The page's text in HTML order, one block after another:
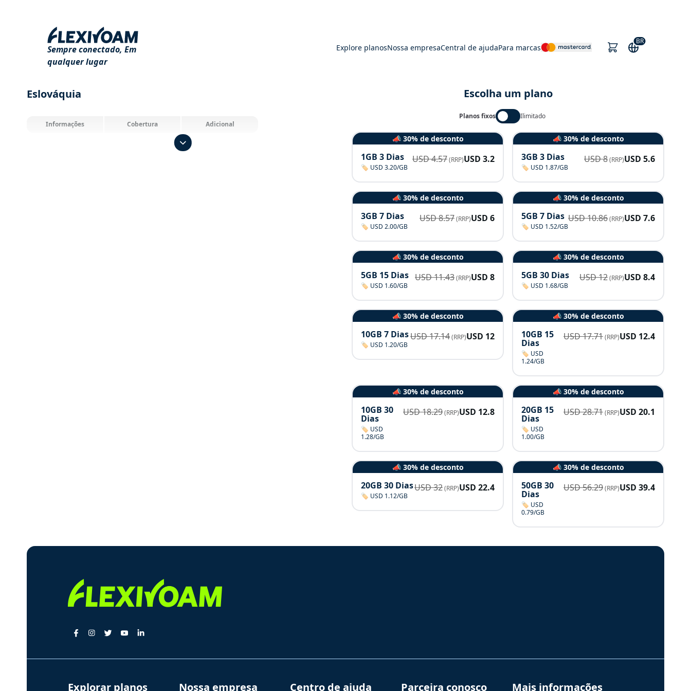
Sempre conectado, Em
qualquer lugar
Explore planosNossa empresaCentral de ajudaPara marcas
BR
Eslováquia
Informações Cobertura Adicional
Escolha um plano
Planos fixos Ilimitado
📣 30% de desconto
1GB 3 Dias
🏷️ USD 3.20/GB
USD4.57(RRP)USD 3.2
📣 30% de desconto
3GB 3 Dias
🏷️ USD 1.87/GB
USD8(RRP)USD 5.6
📣 30% de desconto
3GB 7 Dias
🏷️ USD 2.00/GB
USD8.57(RRP)USD 6
📣 30% de desconto
5GB 7 Dias
🏷️ USD 1.52/GB
USD10.86(RRP)USD 7.6
📣 30% de desconto
5GB 15 Dias
🏷️ USD 1.60/GB
USD11.43(RRP)USD 8
📣 30% de desconto
5GB 30 Dias
🏷️ USD 1.68/GB
USD12(RRP)USD 8.4
📣 30% de desconto
10GB 7 Dias
🏷️ USD 1.20/GB
USD17.14(RRP)USD 12
📣 30% de desconto
10GB 15
Dias
🏷️ USD
1.24/GB
USD17.71(RRP)USD 12.4
📣 30% de desconto
10GB 30
Dias
🏷️ USD
1.28/GB
USD18.29(RRP)USD 12.8
📣 30% de desconto
20GB 15
Dias
🏷️ USD
1.00/GB
USD28.71(RRP)USD 20.1
📣 30% de desconto
20GB 30 Dias
🏷️ USD 1.12/GB
USD32(RRP)USD 22.4
📣 30% de desconto
50GB 30
Dias
🏷️ USD
0.79/GB
USD56.29(RRP)USD 39.4
Explorar planos Nossa empresa Centro de ajuda Parceira conosco Mais informações